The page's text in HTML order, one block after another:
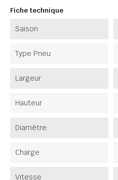
Fiche technique
Saison
Type Pneu
Largeur
Hauteur
Diamètre
Charge
Vitesse